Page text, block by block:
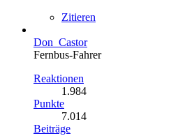
Zitieren
Don_Castor
Fernbus-Fahrer
Reaktionen
1.984
Punkte
7.014
Beiträge